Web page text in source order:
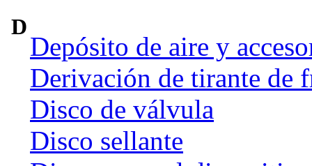
D
Depósito de aire y
Derivación de tirante de
Disco de válvula
Disco sellante